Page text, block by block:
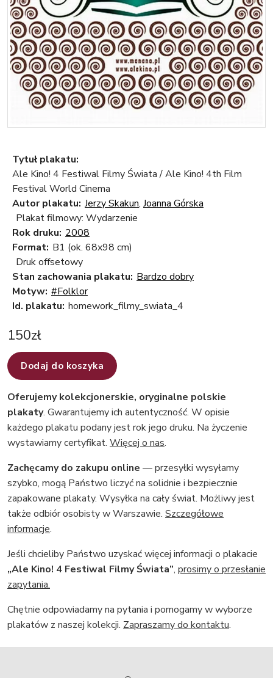
Tytuł plakatu:
Ale Kino! 4 Festiwal Filmy Świata / Ale Kino! 4th Film
Festival World Cinema
Autor plakatu: Jerzy Skakun, Joanna Górska
Plakat filmowy: Wydarzenie
Rok druku: 2008
Format: B1 (ok. 68x98 cm)
Druk offsetowy
Stan zachowania plakatu: Bardzo dobry
Motyw: #Folklor
Id. plakatu: homework_filmy_swiata_4
150zł
Dodaj do koszyka
Oferujemy kolekcjonerskie, oryginalne polskie
plakaty. Gwarantujemy ich autentyczność. W opisie
każdego plakatu podany jest rok jego druku. Na życzenie
wystawiamy certyfikat. Więcej o nas.
Zachęcamy do zakupu online — przesyłki wysyłamy
szybko, mogą Państwo liczyć na solidnie i bezpiecznie
zapakowane plakaty. Wysyłka na cały świat. Możliwy jest
także odbiór osobisty w Warszawie. Szczegółowe
informacje.
Jeśli chcieliby Państwo uzyskać więcej informacji o plakacie
„Ale Kino! 4 Festiwal Filmy Świata”, prosimy o przesłanie
zapytania.
Chętnie odpowiadamy na pytania i pomogamy w wyborze
plakatów z naszej kolekcji. Zapraszamy do kontaktu.